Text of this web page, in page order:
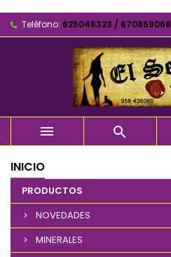
Teléfono: 625048323 / 670859068
 
INICIO
PRODUCTOS
NOVEDADES
MINERALES